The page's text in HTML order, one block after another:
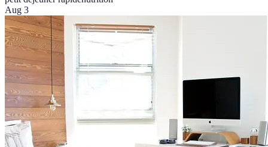
Aug 3